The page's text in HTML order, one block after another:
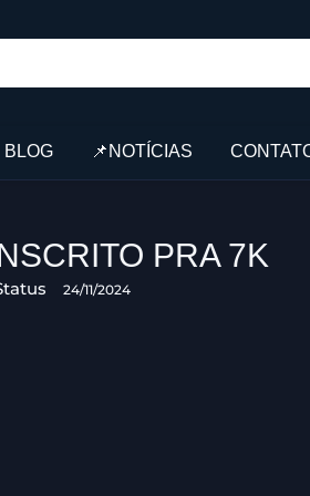
BLOG 📌NOTÍCIAS
PRA 7K
24/11/2024